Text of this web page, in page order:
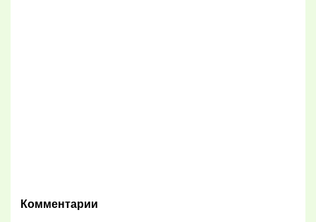
Комментарии